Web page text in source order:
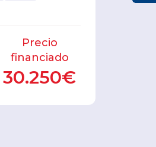
Precio
financiado
30.250€